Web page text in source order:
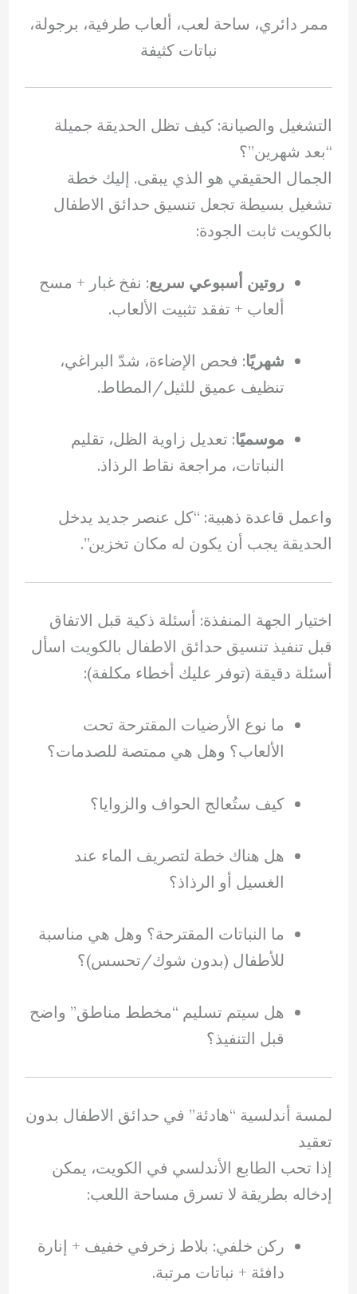
ممر دائري، ساحة لعب، ألعاب طرفية، برجولة،
نباتات كثيفة
التشغيل والصيانة: كيف تظل الحديقة جميلة
“بعد شهرين”؟
الجمال الحقيقي هو الذي يبقى. إليك خطة
تشغيل بسيطة تجعل تنسيق حدائق الاطفال
بالكويت ثابت الجودة:
روتين أسبوعي سريع: نفخ غبار + مسح
ألعاب + تفقد تثبيت الألعاب.
شهريًا: فحص الإضاءة، شدّ البراغي،
تنظيف عميق للثيل/المطاط.
موسميًا: تعديل زاوية الظل، تقليم
النباتات، مراجعة نقاط الرذاذ.
واعمل قاعدة ذهبية: “كل عنصر جديد يدخل
الحديقة يجب أن يكون له مكان تخزين”.
اختيار الجهة المنفذة: أسئلة ذكية قبل الاتفاق
قبل تنفيذ تنسيق حدائق الاطفال بالكويت اسأل
أسئلة دقيقة (توفر عليك أخطاء مكلفة):
ما نوع الأرضيات المقترحة تحت
الألعاب؟ وهل هي ممتصة للصدمات؟
كيف ستُعالج الحواف والزوايا؟
هل هناك خطة لتصريف الماء عند
الغسيل أو الرذاذ؟
ما النباتات المقترحة؟ وهل هي مناسبة
للأطفال (بدون شوك/تحسس)؟
هل سيتم تسليم “مخطط مناطق” واضح
قبل التنفيذ؟
لمسة أندلسية “هادئة” في حدائق الاطفال بدون
تعقيد
إذا تحب الطابع الأندلسي في الكويت، يمكن
إدخاله بطريقة لا تسرق مساحة اللعب:
ركن خلفي: بلاط زخرفي خفيف + إنارة
دافئة + نباتات مرتبة.